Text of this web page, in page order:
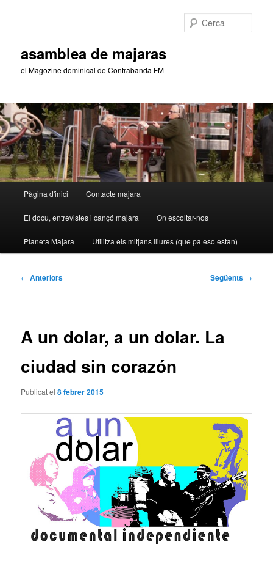
asamblea de majaras
el Magozine dominical de Contrabanda FM
principal
Pàgina d'inici Contacte majara
El docu, entrevistes i cançó majara On escoltar-nos
Planeta Majara Utilitza els mitjans lliures (que pa eso estan)
Navegació
← Anteriors Següents →
A un dolar, a un dolar. La
ciudad sin corazón
Publicat el8 febrer 2015